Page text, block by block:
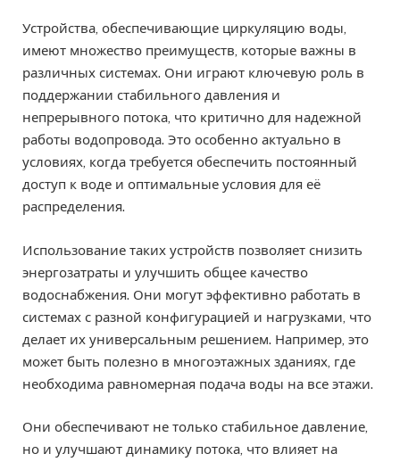
Устройства, обеспечивающие циркуляцию воды,
имеют множество преимуществ, которые важны в
различных системах. Они играют ключевую роль в
поддержании стабильного давления и
непрерывного потока, что критично для надежной
работы водопровода. Это особенно актуально в
условиях, когда требуется обеспечить постоянный
доступ к воде и оптимальные условия для её
распределения.
Использование таких устройств позволяет снизить
энергозатраты и улучшить общее качество
водоснабжения. Они могут эффективно работать в
системах с разной конфигурацией и нагрузками, что
делает их универсальным решением. Например, это
может быть полезно в многоэтажных зданиях, где
необходима равномерная подача воды на все этажи.
Они обеспечивают не только стабильное давление,
но и улучшают динамику потока, что влияет на